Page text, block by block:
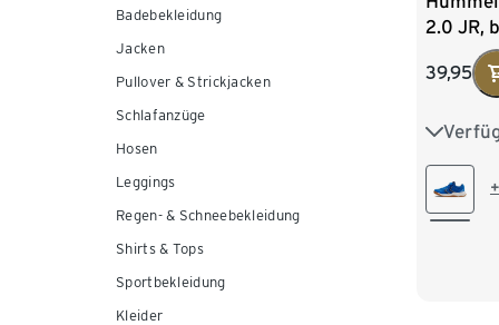
Badebekleidung
Jacken
Pullover & Strickjacken
Schlafanzüge
Hosen
Leggings
Regen- & Schneebekleidung
Shirts & Tops
Sportbekleidung
Kleider
2.0 JR,
39,95
26 27
30 31